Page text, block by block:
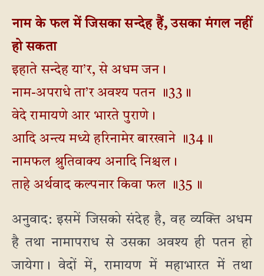
नाम के फल में जिसका सन्देह हैं, उसका मंगल नहीं
हो सकता
इहाते सन्देह या’र, से अधम जन।
नाम-अपराधे ता’र अवश्य पतन ॥33॥
वेदे रामायणे आर भारते पुराणे।
आदि अन्त्य मध्ये हरिनामेर बारखाने ॥34॥
नामफल श्रुतिवाक्य अनादि निश्चल।
ताहे अर्थवाद कल्पनार किवा फल ॥35॥
अनुवाद: इसमें जिसको संदेह है, वह व्यक्ति अधम
है तथा नामापराध से उसका अवश्य ही पतन हो
जायेगा। वेदों में, रामायण में महाभारत में तथा